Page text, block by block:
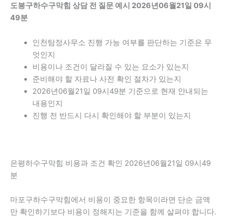
도봉구하수구막힘 상담 전 질문 예시 2026년06월21일 09시
49분
인천탐정사무소 진행 가능 여부를 판단하는 기준은 무
엇인지
비용이나 조건이 달라질 수 있는 요소가 있는지
준비해야 할 자료나 사전 확인 절차가 있는지
2026년06월21일 09시49분 기준으로 현재 안내되는
내용인지
진행 전 반드시 다시 확인해야 할 부분이 있는지
은평하수구막힘 비용과 조건 확인 2026년06월21일 09시49
분
마포구하수구막힘에서 비용이 중요한 항목이라면 단순 금액
만 확인하기보다 비용이 정해지는 기준을 함께 살펴야 합니다.